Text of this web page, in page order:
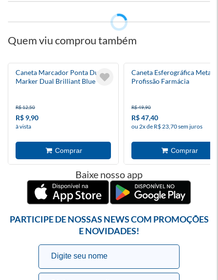
Quem viu comprou também
Caneta Marcador Ponta Dupla
Marker Dual Brilliant Blue
R$ 12,50
R$ 9,90
à vista
Caneta Esferográfica Metal
Profissão Farmácia
R$ 49,90
R$ 47,40
ou 2x de R$ 23,70 sem juros
Baixe nosso app
PARTICIPE DE NOSSAS NEWS COM PROMOÇÕES
E NOVIDADES!